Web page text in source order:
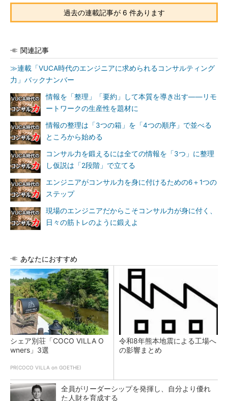
過去の連載記事が 6 件あります
関連記事
≫連載「VUCA時代のエンジニアに求められるコンサルティング
力」バックナンバー
情報を「整理」「要約」して本質を導き出す――リモ
ートワークの生産性を題材に
情報の整理は「3つの箱」を「4つの順序」で並べる
ところから始める
コンサル力を鍛えるには全ての情報を「3つ」に整理
し仮説は「2段階」で立てる
エンジニアがコンサル力を身に付けるための6＋1つの
ステップ
現場のエンジニアだからこそコンサル力が身に付く、
日々の筋トレのように鍛えよ
あなたにおすすめ
シェア別荘「COCO VILLA O
wners」3選
PR(COCO VILLA on GOETHE)
令和8年熊本地震による工場へ
の影響まとめ
全員がリーダーシップを発揮し、自分より優れ
た人財を育成する